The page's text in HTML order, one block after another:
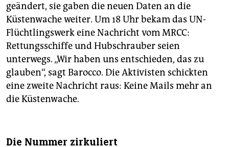
geändert, sie gaben die neuen Daten an die
Küstenwache weiter. Um 18 Uhr bekam das UN-
Flüchtlingswerk eine Nachricht vom MRCC:
Rettungsschiffe und Hubschrauber seien
unterwegs. „Wir haben uns entschieden, das zu
glauben“, sagt Barocco. Die Aktivisten schickten
eine zweite Nachricht raus: Keine Mails mehr an
die Küstenwache.
Die Nummer zirkuliert